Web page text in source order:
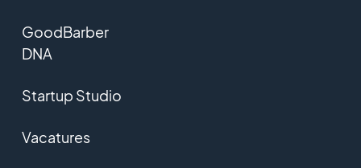
GoodBarber
DNA
Startup Studio
Vacatures